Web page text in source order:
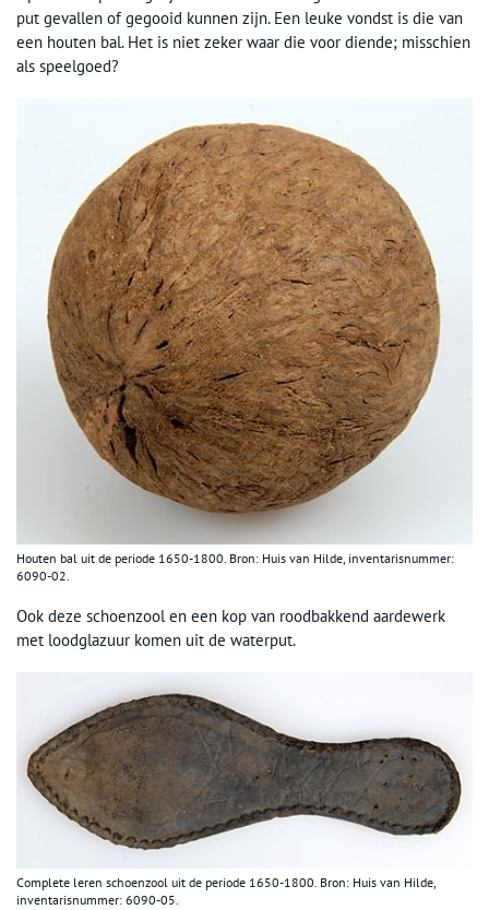
put gevallen of gegooid kunnen zijn. Een leuke vondst is die van
een houten bal. Het is niet zeker waar die voor diende; misschien
als speelgoed?
Houten bal uit de periode 1650-1800. Bron: Huis van Hilde, inventarisnummer:
6090-02.
Ook deze schoenzool en een kop van roodbakkend aardewerk
met loodglazuur komen uit de waterput.
Complete leren schoenzool uit de periode 1650-1800. Bron: Huis van Hilde,
inventarisnummer: 6090-05.